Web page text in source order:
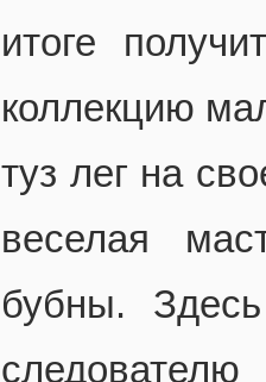
итоге
коллекцию
туз лег на
веселая
бубны.